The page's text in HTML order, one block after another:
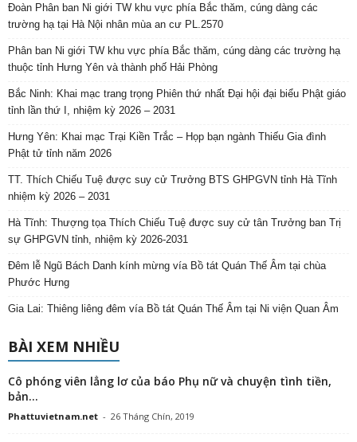
Đoàn Phân ban Ni giới TW khu vực phía Bắc thăm, cúng dàng các
trường hạ tại Hà Nội nhân mùa an cư PL.2570
Phân ban Ni giới TW khu vực phía Bắc thăm, cúng dàng các trường hạ
thuộc tỉnh Hưng Yên và thành phố Hải Phòng
Bắc Ninh: Khai mạc trang trọng Phiên thứ nhất Đại hội đại biểu Phật giáo
tỉnh lần thứ I, nhiệm kỳ 2026 – 2031
Hưng Yên: Khai mạc Trại Kiền Trắc – Họp bạn ngành Thiếu Gia đình
Phật tử tỉnh năm 2026
TT. Thích Chiếu Tuệ được suy cử Trưởng BTS GHPGVN tỉnh Hà Tĩnh
nhiệm kỳ 2026 – 2031
Hà Tĩnh: Thượng tọa Thích Chiếu Tuệ được suy cử tân Trưởng ban Trị
sự GHPGVN tỉnh, nhiệm kỳ 2026-2031
Đêm lễ Ngũ Bách Danh kính mừng vía Bồ tát Quán Thế Âm tại chùa
Phước Hưng
Gia Lai: Thiêng liêng đêm vía Bồ tát Quán Thế Âm tại Ni viện Quan Âm
BÀI XEM NHIỀU
Cô phóng viên lẳng lơ của báo Phụ nữ và chuyện tình tiền,
bản...
Phattuvietnam.net - 26 Tháng Chín, 2019